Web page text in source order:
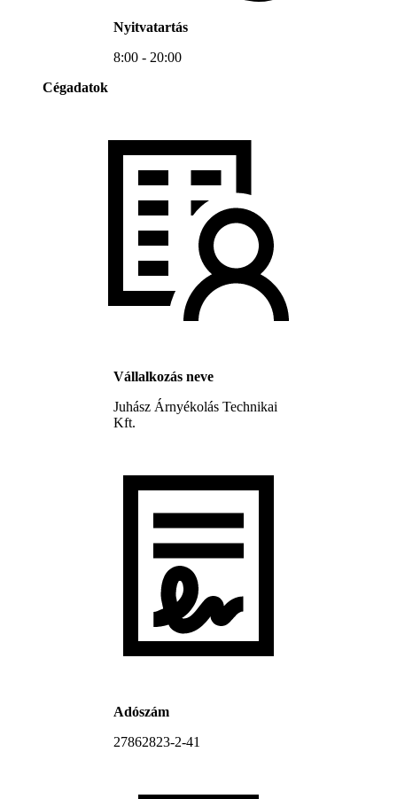
Nyitvatartás
8:00 - 20:00
Cégadatok
Vállalkozás neve
Juhász Árnyékolás Technikai
Kft.
Adószám
27862823-2-41